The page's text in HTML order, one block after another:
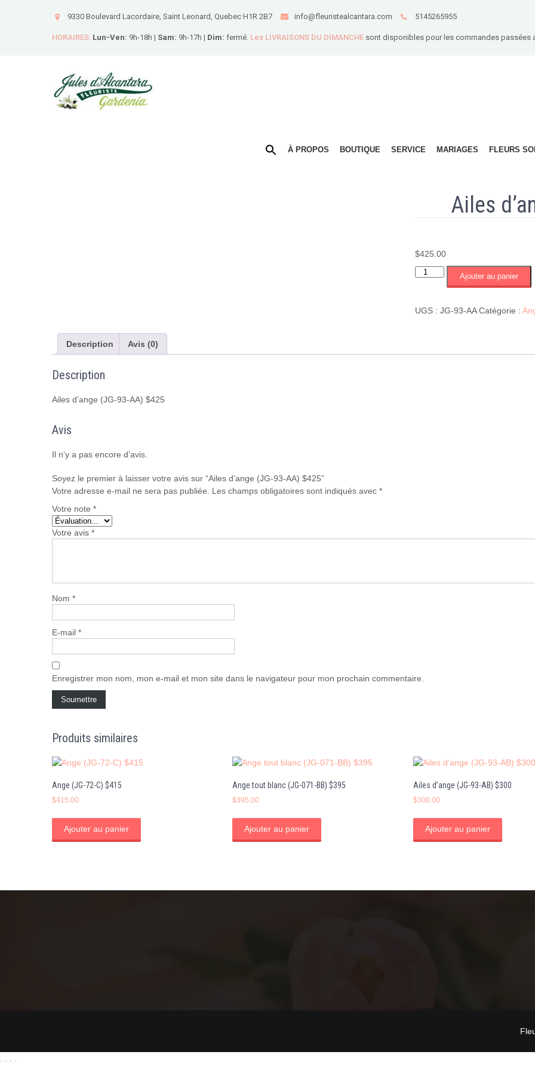
9330 Boulevard Lacordaire, Saint Leonard, Quebec H1R 2B7 info@fleuristealcantara.com 5145265955
HORAIRES: Lun-Ven: 9h-18h | Sam: 9h-17h | Dim: fermé. Les LIVRAISONS DU DIMANCHE sont disponibles pour les commandes passées
À PROPOS BOUTIQUE SERVICE MARIAGES FLEURS
Ailes
$425.00
quantité
d'ange
$425
Ajouter au panier
UGS :JG-93-AA Catégorie :
Description Avis (0)
Description
Ailes d’ange (JG-93-AA) $425
Avis
Il n’y a pas encore d’avis.
Soyez le premier à laisser votre avis sur “Ailes d’ange (JG-93-AA) $425”
Votre adresse e-mail ne sera pas publiée.
Les champs obligatoires sont indiqués avec *
Votre note *
Votre avis *
Nom *
E-mail *
Enregistrer mon nom, mon e-mail et mon site dans le navigateur pour mon prochain commentaire.
Produits similaires
Ange (JG-72-C) $415
$415.00
Ajouter au panier
Ange tout blanc (JG-071-BB) $395
$395.00
Ajouter au panier
Ailes d’ange (JG-93-AB) $300
$300.00
Ajouter au panier